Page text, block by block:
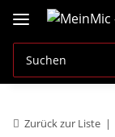
Zurück zur Liste